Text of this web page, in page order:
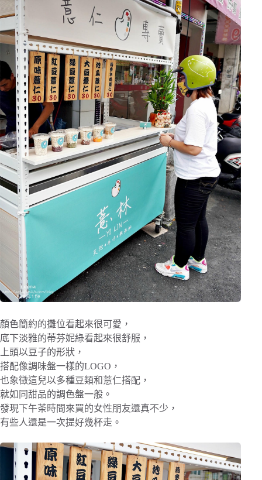
顏色簡約的攤位看起來很可愛，
底下淡雅的蒂芬妮綠看起來很舒服，
上頭以豆子的形狀，
搭配像調味盤一樣的LOGO，
也象徵這兒以多種豆類和薏仁搭配，
就如同甜品的調色盤一般。
發現下午茶時間來買的女性朋友還真不少，
有些人還是一次提好幾杯走。